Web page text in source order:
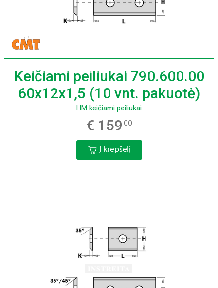
Keičiami peiliukai 790.600.00
60x12x1,5 (10 vnt. pakuotė)
HM keičiami peiliukai
€ 159 00
Į krepšelį